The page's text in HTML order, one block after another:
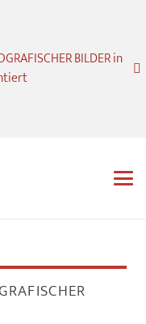
BILDER in